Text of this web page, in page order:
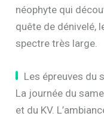
néophyte qui
quête de dénivelé,
spectre très large.
Les épreuves du
La journée du
et du KV.